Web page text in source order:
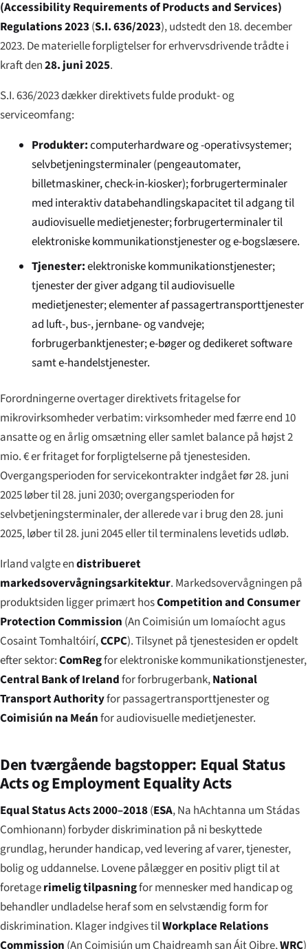
(Accessibility Requirements of Products and Services)
Regulations 2023 (S.I. 636/2023), udstedt den 18. december
2023. De materielle forpligtelser for erhvervsdrivende trådte i
kraft den28. juni 2025.
S.I. 636/2023 dækker direktivets fulde produkt- og
serviceomfang:
Produkter:computerhardware og -operativsystemer;
selvbetjeningsterminaler (pengeautomater,
billetmaskiner, check-in-kiosker); forbrugerterminaler
med interaktiv databehandlingskapacitet til adgang til
audiovisuelle medietjenester; forbrugerterminaler til
elektroniske kommunikationstjenester og e-bogslæsere.
Tjenester:elektroniske kommunikationstjenester;
tjenester der giver adgang til audiovisuelle
medietjenester; elementer af passagertransporttjenester
ad luft-, bus-, jernbane- og vandveje;
forbrugerbanktjenester; e-bøger og dedikeret software
samt e-handelstjenester.
Forordningerne overtager direktivets fritagelse for
mikrovirksomheder verbatim: virksomheder med færre end 10
ansatte og en årlig omsætning eller samlet balance på højst 2
mio. € er fritaget for forpligtelserne på tjenestesiden.
Overgangsperioden for servicekontrakter indgået før 28. juni
2025 løber til 28. juni 2030; overgangsperioden for
selvbetjeningsterminaler, der allerede var i brug den 28. juni
2025, løber til 28. juni 2045 eller til terminalens levetids udløb.
Irland valgte endistribueret
markedsovervågningsarkitektur. Markedsovervågningen på
produktsiden ligger primært hosCompetition and Consumer
Protection Commission (An Coimisiún um Iomaíocht agus
Cosaint Tomhaltóirí,CCPC). Tilsynet på tjenestesiden er opdelt
efter sektor:ComRegfor elektroniske kommunikationstjenester,
Central Bank of Irelandfor forbrugerbank,National
Transport Authorityfor passagertransporttjenester og
Coimisiún na Meánfor audiovisuelle medietjenester.
Den tværgående bagstopper: Equal Status
Acts og Employment Equality Acts
Equal Status Acts 2000–2018(ESA,Na hAchtanna um Stádas
Comhionann) forbyder diskrimination på ni beskyttede
grundlag, herunder handicap, ved levering af varer, tjenester,
bolig og uddannelse. Lovene pålægger en positiv pligt til at
foretagerimelig tilpasningfor mennesker med handicap og
behandler undladelse heraf som en selvstændig form for
diskrimination. Klager indgives tilWorkplace Relations